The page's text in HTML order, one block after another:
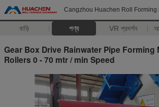
Cangzhou Huachen Roll Forming
বাড়ি পণ্য VR প্রদর্শন
Gear Box Drive Rainwater Pipe Forming
Rollers 0 - 70 mtr / min Speed